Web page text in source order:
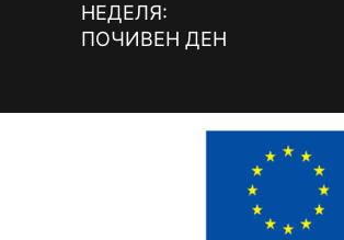
НЕДЕЛЯ:
ПОЧИВЕН ДЕН